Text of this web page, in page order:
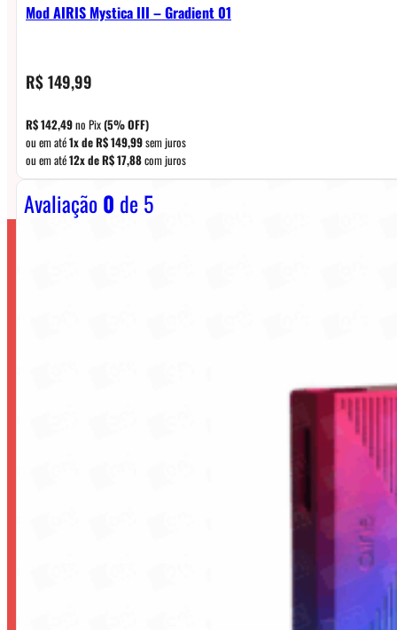
Mod AIRIS Mystica III – Gradient 01
R$149,99
R$142,49no Pix(5% OFF)
ou em até1x deR$149,99sem juros
ou em até12x deR$17,88com juros
Avaliação0 de 5